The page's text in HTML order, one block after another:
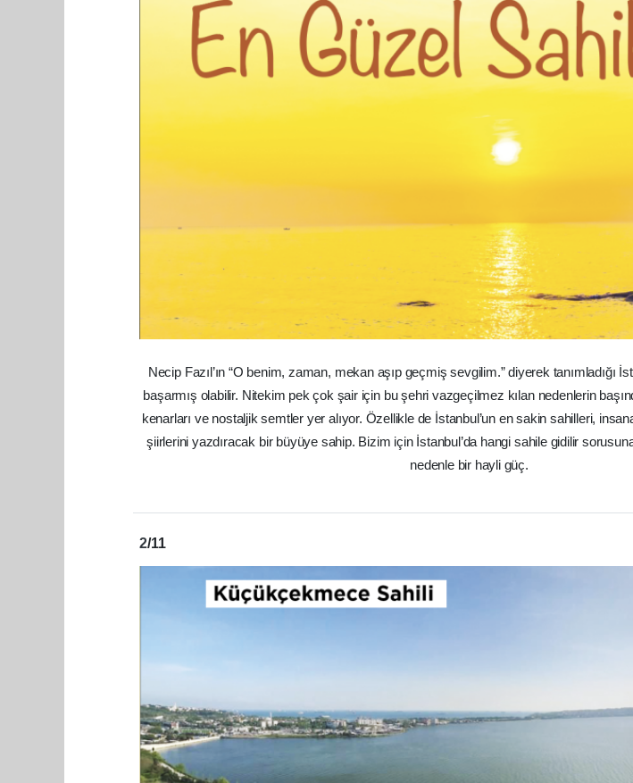
Necip Fazıl’ın “O benim, zaman, mekan aşıp geçmiş sevgilim.” diyerek tanımladığı
başarmış olabilir. Nitekim pek çok şair için bu şehri vazgeçilmez kılan nedenlerin
kenarları ve nostaljik semtler yer alıyor. Özellikle de İstanbul’un en sakin sahilleri,
şiirlerini yazdıracak bir büyüye sahip. Bizim için İstanbul’da hangi sahile gidilir
nedenle bir hayli güç.
2/11